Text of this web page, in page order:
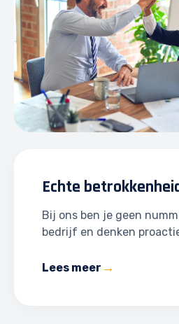
Echte
Bij ons ben je geen
bedrijf en denken
Lees meer